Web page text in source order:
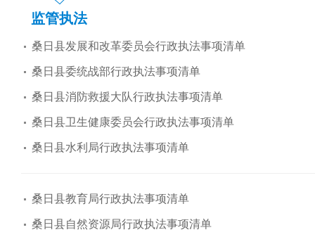
监管执法
桑日县发展和改革委员会行政执法事项清单
桑日县委统战部行政执法事项清单
桑日县消防救援大队行政执法事项清单
桑日县卫生健康委员会行政执法事项清单
桑日县水利局行政执法事项清单
桑日县教育局行政执法事项清单
桑日县自然资源局行政执法事项清单